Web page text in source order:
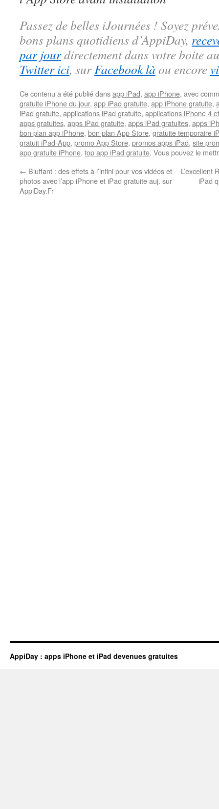
Passez de belles iJournées ! Soyez
bons plans quotidiens d’AppiDay,
par jourdirectement dans votre boite
Twitter ici, surFacebook là ou encore
Ce contenu a été publié dansapp iPad, app iPhone, avec
gratuite iPhone du jour, app iPad gratuite, app iPhone gratuite,
iPad gratuite, applications iPad gratuite, applications iPhone 4
apps gratuites, apps iPad gratuite, apps iPad gratuites, apps
bon plan app iPhone, bon plan App Store, gratuite temporaire
gratuit iPad-App, promo App Store, promos apps iPad, site
app gratuite iPhone, top app iPad gratuite. Vous pouvez le
← Bluffant : des effets à l’infini pour vos vidéos et
photos avec l’app iPhone et iPad gratuite auj. sur
AppiDay.Fr
L’excellent
iPad
AppiDay : apps iPhone et iPad devenues gratuites